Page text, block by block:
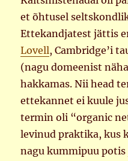
et õhtusel
Ettekandjatest jättis
Lovell, Cambridge’i
(nagu domeenist
hakkamas. Nii head
ettekannet ei kuule
termin oli “organic
levinud praktika, kus
nagu kummipuu potis